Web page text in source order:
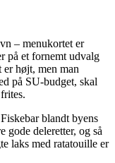
– menukortet er
på et fornemt udvalg
højt, men man
på SU-budget, skal
blandt byens
gode deleretter, og så
laks med ratatouille er